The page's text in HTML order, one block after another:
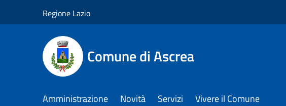
Regione Lazio
Comune di Ascrea
Amministrazione Novità Servizi Vivere il Comune